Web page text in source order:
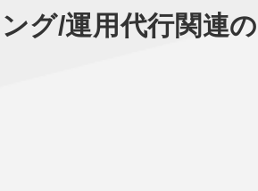
グ/運用代行関連